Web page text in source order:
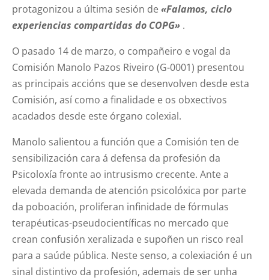
protagonizou a última sesión de«Falamos, ciclo
experiencias compartidas do COPG» .
O pasado 14 de marzo, o compañeiro e vogal da
Comisión Manolo Pazos Riveiro (G-0001) presentou
as principais accións que se desenvolven desde esta
Comisión, así como a finalidade e os obxectivos
acadados desde este órgano colexial.
Manolo salientou a función que a Comisión ten de
sensibilización cara á defensa da profesión da
Psicoloxía fronte ao intrusismo crecente. Ante a
elevada demanda de atención psicolóxica por parte
da poboación, proliferan infinidade de fórmulas
terapéuticas-pseudocientíficas no mercado que
crean confusión xeralizada e supoñen un risco real
para a saúde pública. Neste senso, a colexiación é un
sinal distintivo da profesión, ademais de ser unha